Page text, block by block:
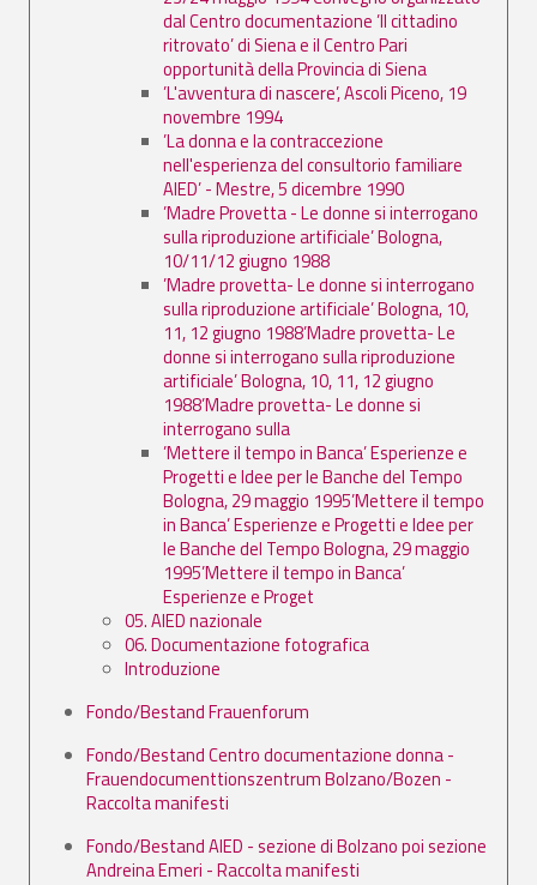
dal Centro documentazione ’Il cittadino
ritrovato’ di Siena e il Centro Pari
opportunità della Provincia di Siena
’L'avventura di nascere’, Ascoli Piceno, 19
novembre 1994
’La donna e la contraccezione
nell'esperienza del consultorio familiare
AIED’ - Mestre, 5 dicembre 1990
’Madre Provetta - Le donne si interrogano
sulla riproduzione artificiale’ Bologna,
10/11/12 giugno 1988
’Madre provetta- Le donne si interrogano
sulla riproduzione artificiale’ Bologna, 10,
11, 12 giugno 1988’Madre provetta- Le
donne si interrogano sulla riproduzione
artificiale’ Bologna, 10, 11, 12 giugno
1988’Madre provetta- Le donne si
interrogano sulla
’Mettere il tempo in Banca’ Esperienze e
Progetti e Idee per le Banche del Tempo
Bologna, 29 maggio 1995’Mettere il tempo
in Banca’ Esperienze e Progetti e Idee per
le Banche del Tempo Bologna, 29 maggio
1995’Mettere il tempo in Banca’
Esperienze e Proget
05. AIED nazionale
06. Documentazione fotografica
Introduzione
Fondo/Bestand Frauenforum
Fondo/Bestand Centro documentazione donna -
Frauendocumenttionszentrum Bolzano/Bozen -
Raccolta manifesti
Fondo/Bestand AIED - sezione di Bolzano poi sezione
Andreina Emeri - Raccolta manifesti